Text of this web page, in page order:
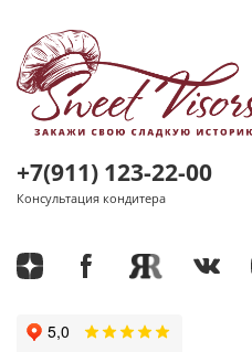
+7(911) 123-22-00
Консультация кондитера